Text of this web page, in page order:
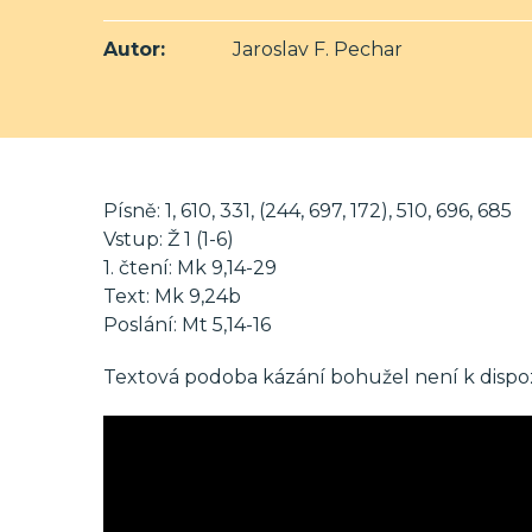
Autor: Jaroslav F. Pechar
Písně: 1, 610, 331, (244, 697, 172), 510, 696, 685
Vstup: Ž 1 (1-6)
1. čtení: Mk 9,14-29
Text: Mk 9,24b
Poslání: Mt 5,14-16
Textová podoba kázání bohužel není k